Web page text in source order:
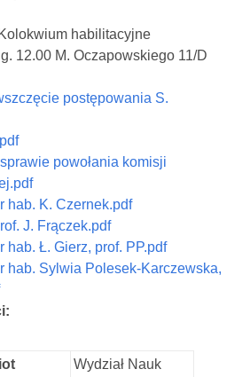
habilitacyjne
12.00 M. Oczapowskiego 11/D
postępowania S.
powołania komisji
hab. K. Czernek.pdf
J. Frączek.pdf
hab. Ł. Gierz, prof. PP.pdf
hab. Sylwia Polesek-Karczewska,
Wydział Nauk